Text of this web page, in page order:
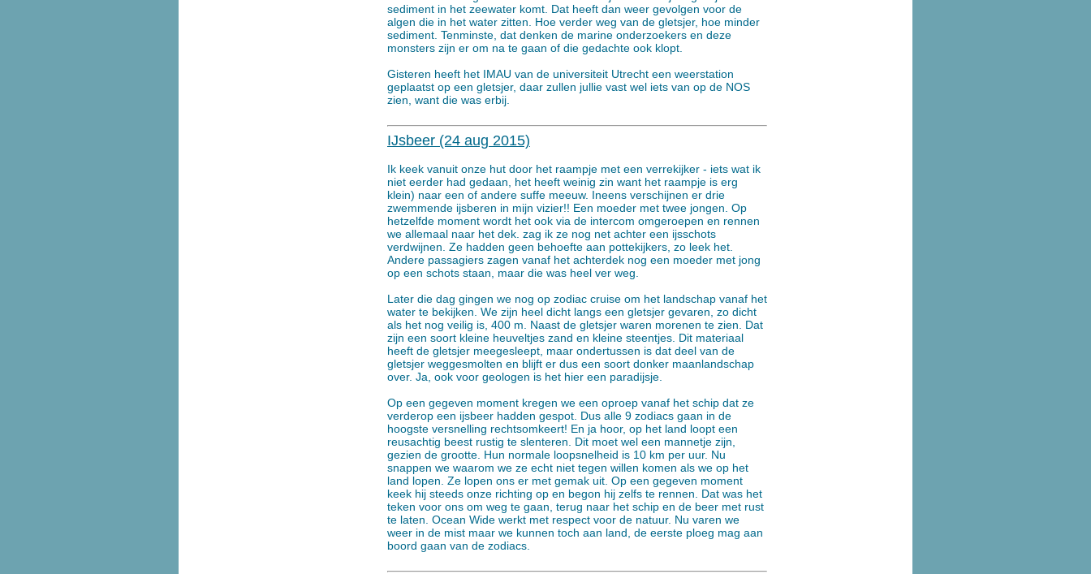
sediment in het zeewater komt. Dat heeft dan weer gevolgen voor de
algen die in het water zitten. Hoe verder weg van de gletsjer, hoe minder
sediment. Tenminste, dat denken de marine onderzoekers en deze
monsters zijn er om na te gaan of die gedachte ook klopt.
Gisteren heeft het IMAU van de universiteit Utrecht een weerstation
geplaatst op een gletsjer, daar zullen jullie vast wel iets van op de NOS
zien, want die was erbij.
IJsbeer (24 aug 2015)
Ik keek vanuit onze hut door het raampje met een verrekijker - iets wat ik
niet eerder had gedaan, het heeft weinig zin want het raampje is erg
klein) naar een of andere suffe meeuw. Ineens verschijnen er drie
zwemmende ijsberen in mijn vizier!! Een moeder met twee jongen. Op
hetzelfde moment wordt het ook via de intercom omgeroepen en rennen
we allemaal naar het dek. zag ik ze nog net achter een ijsschots
verdwijnen. Ze hadden geen behoefte aan pottekijkers, zo leek het.
Andere passagiers zagen vanaf het achterdek nog een moeder met jong
op een schots staan, maar die was heel ver weg.
Later die dag gingen we nog op zodiac cruise om het landschap vanaf het
water te bekijken. We zijn heel dicht langs een gletsjer gevaren, zo dicht
als het nog veilig is, 400 m. Naast de gletsjer waren morenen te zien. Dat
zijn een soort kleine heuveltjes zand en kleine steentjes. Dit materiaal
heeft de gletsjer meegesleept, maar ondertussen is dat deel van de
gletsjer weggesmolten en blijft er dus een soort donker maanlandschap
over. Ja, ook voor geologen is het hier een paradijsje.
Op een gegeven moment kregen we een oproep vanaf het schip dat ze
verderop een ijsbeer hadden gespot. Dus alle 9 zodiacs gaan in de
hoogste versnelling rechtsomkeert! En ja hoor, op het land loopt een
reusachtig beest rustig te slenteren. Dit moet wel een mannetje zijn,
gezien de grootte. Hun normale loopsnelheid is 10 km per uur. Nu
snappen we waarom we ze echt niet tegen willen komen als we op het
land lopen. Ze lopen ons er met gemak uit. Op een gegeven moment
keek hij steeds onze richting op en begon hij zelfs te rennen. Dat was het
teken voor ons om weg te gaan, terug naar het schip en de beer met rust
te laten. Ocean Wide werkt met respect voor de natuur. Nu varen we
weer in de mist maar we kunnen toch aan land, de eerste ploeg mag aan
boord gaan van de zodiacs.